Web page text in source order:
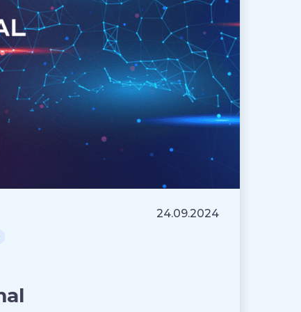
24.09.2024